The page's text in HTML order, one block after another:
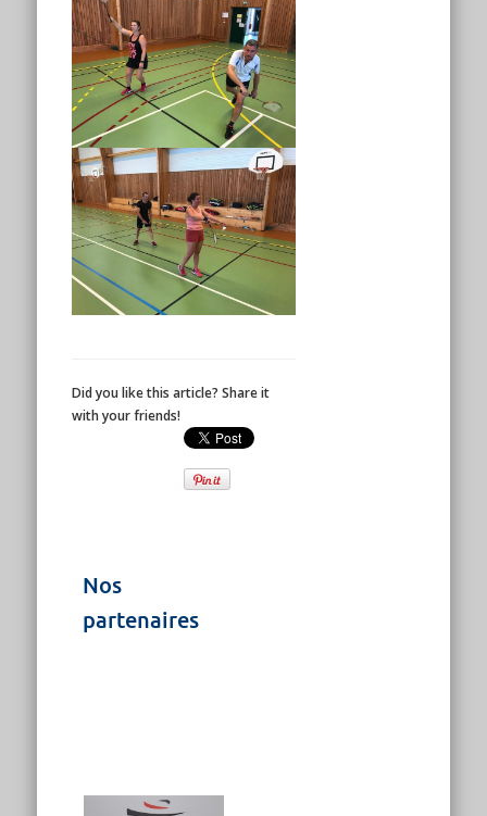
Did you like this article? Share it
with your friends!
Nos
partenaires